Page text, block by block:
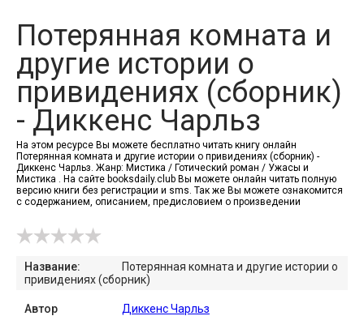
Потерянная комната и
другие истории о
привидениях (сборник)
- Диккенс Чарльз
На этом ресурсе Вы можете бесплатно читать книгу онлайн
Потерянная комната и другие истории о привидениях (сборник) -
Диккенс Чарльз. Жанр: Мистика / Готический роман / Ужасы и
Мистика . На сайте booksdaily.club Вы можете онлайн читать полную
версию книги без регистрации и sms. Так же Вы можете ознакомится
с содержанием, описанием, предисловием о произведении
Название:
Потерянная комната и другие истории о
привидениях (сборник)
Автор Диккенс Чарльз